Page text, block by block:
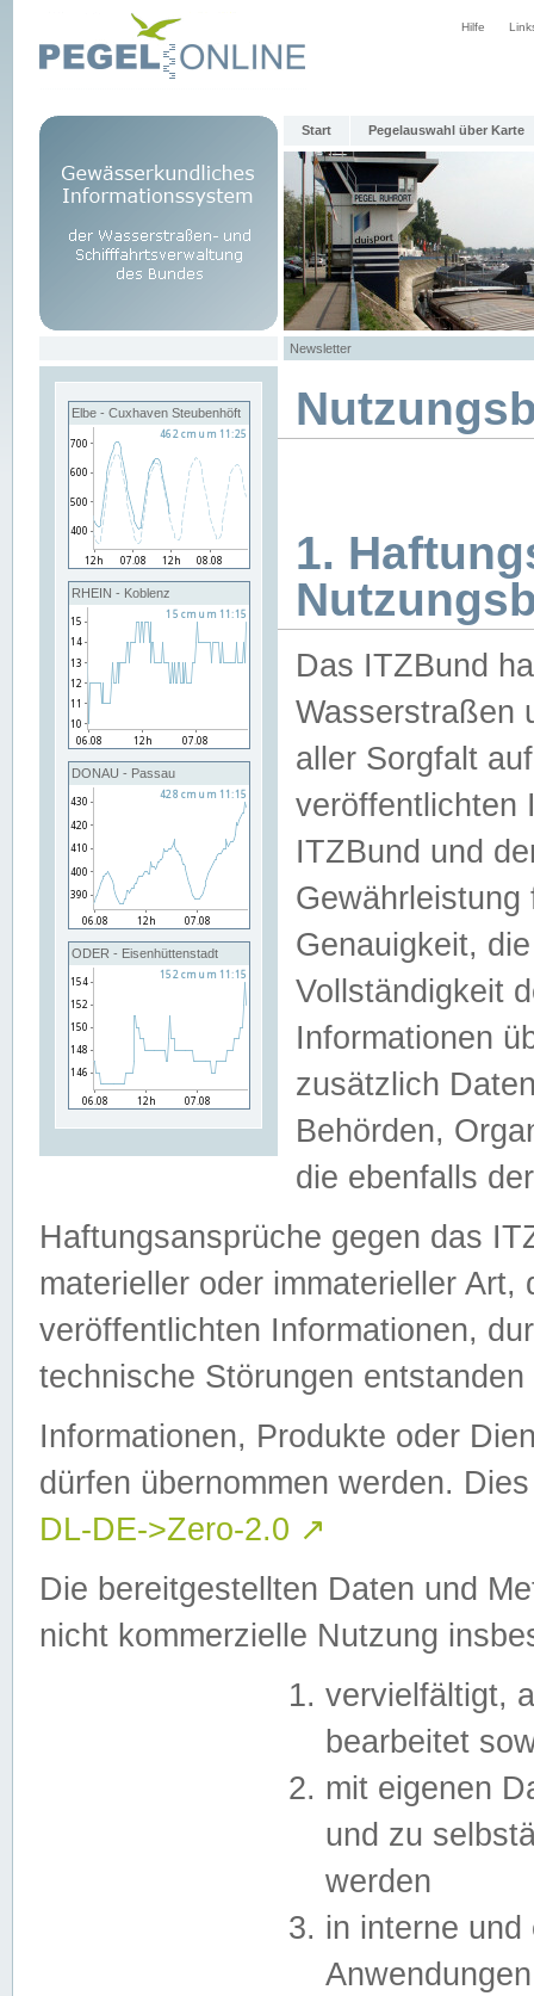
Hilfe
Start Pegelauswahl über Karte
Newsletter
Elbe - Cuxhaven Steubenhöft
RHEIN - Koblenz
DONAU - Passau
ODER - Eisenhüttenstadt
1.
Das ITZBund
Wasserstraßen
aller Sorgfalt
veröffentlichten
ITZBund und
Genauigkeit,
Vollständigkeit
Informationen
zusätzlich
Behörden,
die ebenfalls
Haftungsansprüche gegen das
materieller oder immaterieller
veröffentlichten Informationen,
technische Störungen
Informationen, Produkte oder
dürfen übernommen werden.
DL-DE->Zero-2.0 ↗
Die bereitgestellten Daten und
nicht kommerzielle Nutzung
vervielfältigt,
bearbeitet
mit eigenen
und zu
werden
in interne